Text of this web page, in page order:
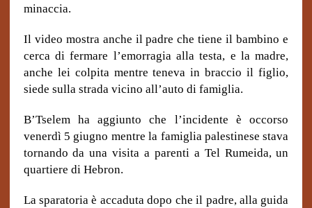
minaccia.
Il video mostra anche il padre che tiene il bambino e
cerca di fermare l’emorragia alla testa, e la madre,
anche lei colpita mentre teneva in braccio il figlio,
siede sulla strada vicino all’auto di famiglia.
B’Tselem ha aggiunto che l’incidente è occorso
venerdì 5 giugno mentre la famiglia palestinese stava
tornando da una visita a parenti a Tel Rumeida, un
quartiere di Hebron.
La sparatoria è accaduta dopo che il padre, alla guida